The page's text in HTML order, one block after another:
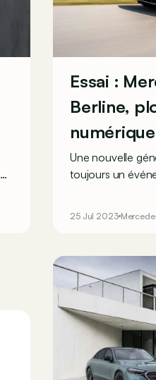
Essai :
Berline,
numérique
Une nouvelle
toujours un
25 Jul 2023